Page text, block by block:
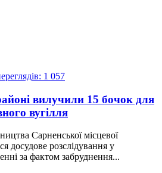
1 057
вилучили 15 бочок для
вугілля
Сарненської місцевої
досудове розслідування у
за фактом забруднення...